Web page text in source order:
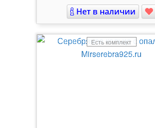
Нет в наличии
Есть комплект